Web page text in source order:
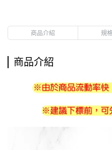
商品介紹 規
商品介紹